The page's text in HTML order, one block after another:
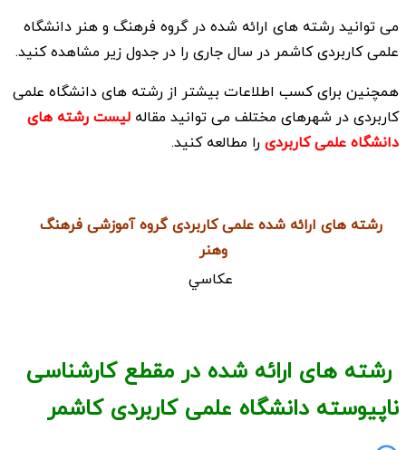
می توانید رشته های ارائه شده در گروه فرهنگ و هنر دانشگاه
علمی کاربردی کاشمر در سال جاری را در جدول زیر مشاهده کنید.
همچنین برای کسب اطلاعات بیشتر از رشته های دانشگاه علمی
کاربردی در شهرهای مختلف می توانید مقاله لیست رشته های
دانشگاه علمی کاربردیرا مطالعه کنید.
رشته های ارائه شده علمی کاربردی گروه آموزشی فرهنگ
وهنر
عكاسي
رشته های ارائه شده در مقطع کارشناسی
ناپیوسته دانشگاه علمی کاربردی کاشمر